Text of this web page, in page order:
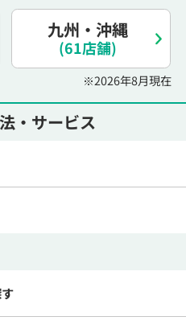
ンライン保険相談専用）
110
〜17:00（通話無料）
をいただいた場合は、
絡となります
・サービス
九州・沖縄
(61店舗)
※2026年8月現在